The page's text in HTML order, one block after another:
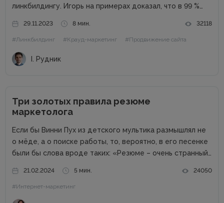
линкбилдингу. Игорь на примерах доказал, что в 99 %
Сайты можно продвигать множеством способов, среди
которых есть и PBN. При этом PBN разделяются...
29.11.2023 8 мин. 32118
#Линкбилдинг #Крауд-маркетинг #Продвижение сайта
І. Рудник
Три золотых правила резюме
маркетолога
Если бы Винни Пух из детского мультика размышлял не
о мёде, а о поиске работы, то, вероятно, в его песенке
были бы слова вроде таких: «Резюме – очень странный
что...
21.02.2024 5 мин. 24050
#Интернет-маркетинг